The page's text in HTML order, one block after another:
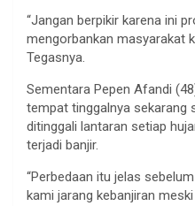
“Jangan berpikir karena ini
mengorbankan masyarakat
Tegasnya.
Sementara Pepen Afandi
tempat tinggalnya sekarang
ditinggali lantaran setiap
terjadi banjir.
“Perbedaan itu jelas
kami jarang kebanjiran